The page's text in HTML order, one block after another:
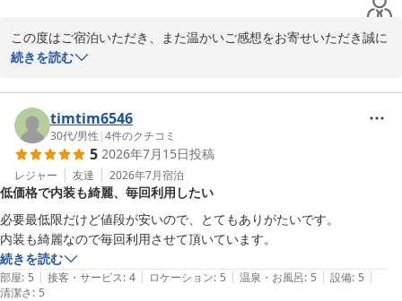
この度はご宿泊いただき、また温かいご感想をお寄せいただき誠に
ありがとうございます。
たしました。
いただいたお言葉を励みに、今後もより良いサービスの提供に努め
てまいります。
またお近くにお越しの際は、ぜひご利用いただければ幸いです。
ご投稿いただき、誠にありがとうございました。
ＢＡＫＵＲＯ － ＤＯＹＡＮＥＮ ＨＯＴＥＬＳ
2026-06-29
続きを読む
timtim6546
30代/男性 |4件のクチコミ
5 2026年7月15日投稿
レジャー 友達 2026年7月宿泊
低価格で内装も綺麗、毎回利用したい
必要最低限だけど値段が安いので、とてもありがたいです。
内装も綺麗なので毎回利用させて頂いています。
続きを読む
部屋: 5 | 接客・サービス: 4 | ロケーション: 5 | 温泉・お風呂: 5 | 設備: 5 |
清潔さ: 5